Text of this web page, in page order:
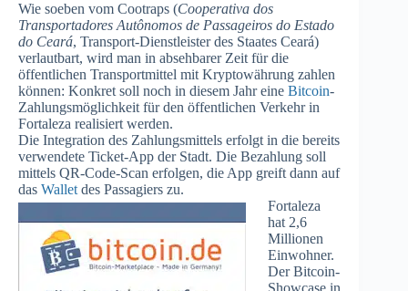
Wie soeben vom Cootraps (Cooperativa dos
Transportadores Autônomos de Passageiros do Estado
do Ceará, Transport-Dienstleister des Staates Ceará)
verlautbart, wird man in absehbarer Zeit für die
öffentlichen Transportmittel mit Kryptowährung zahlen
können: Konkret soll noch in diesem Jahr eine Bitcoin-
Zahlungsmöglichkeit für den öffentlichen Verkehr in
Fortaleza realisiert werden.
Die Integration des Zahlungsmittels erfolgt in die bereits
verwendete Ticket-App der Stadt. Die Bezahlung soll
mittels QR-Code-Scan erfolgen, die App greift dann auf
das Wallet des Passagiers zu.
Fortaleza
hat 2,6
Millionen
Einwohner.
Der Bitcoin-
Showcase in